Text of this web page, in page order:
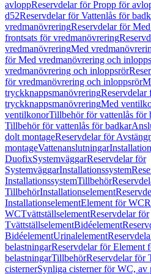
avloppReservdelar för Propp för
d52Reservdelar för Vattenlås för
vredmanövreringReservdelar för
frontsats för vredmanövrering
vredmanövreringMed
för Med vredmanövrering och
vredmanövrering och inloppsrör
för vredmanövrering och inloppsrör
tryckknappsmanövreringReservdelar
tryckknappsmanövreringMed
ventilkonorTillbehör för vattenlås för
Tillbehör för vattenlås för badkar
dolt montageReservdelar för
montageVattenanslutningar
DuofixSystemväggarReservdelar för
SystemväggarInstallationssystem
InstallationssystemTillbehör
TillbehörInstallationselement
InstallationselementElement för WC
WCTvättställselementReservdelar för
TvättställselementBidéelement
BidéelementUrinalelement
belastningarReservdelar för Element
belastningarTillbehörReservdelar för
cisternerSynliga cisterner för WC, av